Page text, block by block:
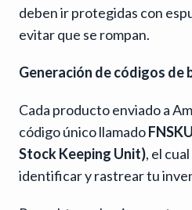
deben ir protegidas con
evitar que se rompan.
Generación de códigos de
Cada producto enviado a
código único llamadoFNSKU
Stock Keeping Unit), el
identificar y rastrear tu